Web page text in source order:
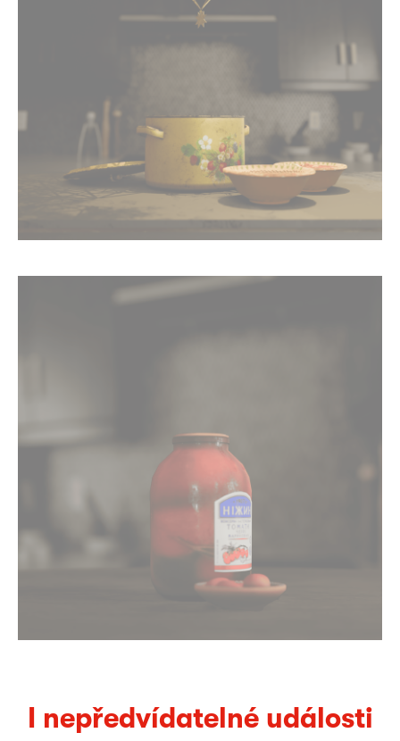
I nepředvídatelné události